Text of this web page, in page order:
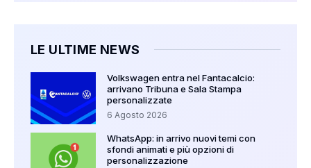
LE ULTIME NEWS
Volkswagen entra nel Fantacalcio:
arrivano Tribuna e Sala Stampa
personalizzate
6 Agosto 2026
WhatsApp: in arrivo nuovi temi con
sfondi animati e più opzioni di
personalizzazione